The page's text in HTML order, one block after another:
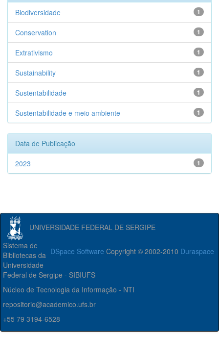
1
Biodiversidade
1
Conservation
1
Extrativismo
1
Sustainability
1
Sustentabilidade
1
Sustentabilidade e meio ambiente
Data de Publicação
1
2023
UNIVERSIDADE FEDERAL DE SERGIPE
DSpace Software Copyright © 2002-2010 Duraspace
Sistema de
Bibliotecas da
Universidade
Federal de Sergipe - SIBIUFS
Núcleo de Tecnologia da Informação - NTI
repositorio@academico.ufs.br
+55 79 3194-6528